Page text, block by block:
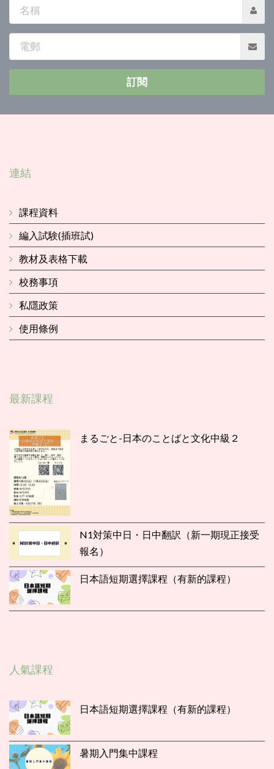
稱
郵
訂閱
連結
課程資料
編入試験(插班試)
教材及表格下載
校務事項
私隱政策
使用條例
最新課程
まるごと-日本のことばと文化中級２
N1対策中日・日中翻訳（新一期現正接受
報名）
日本語短期選擇課程（有新的課程）
人氣課程
日本語短期選擇課程（有新的課程）
暑期入門集中課程